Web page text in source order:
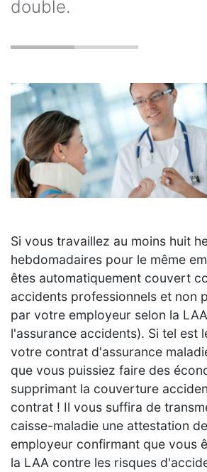
double.
Si vous travaillez au moins huit
hebdomadaires pour le même
êtes automatiquement couvert
accidents professionnels et non
par votre employeur selon la
l'assurance accidents). Si tel est
votre contrat d'assurance
que vous puissiez faire des
supprimant la couverture
contrat ! Il vous suffira de
caisse-maladie une attestation
employeur confirmant que vous
la LAA contre les risques